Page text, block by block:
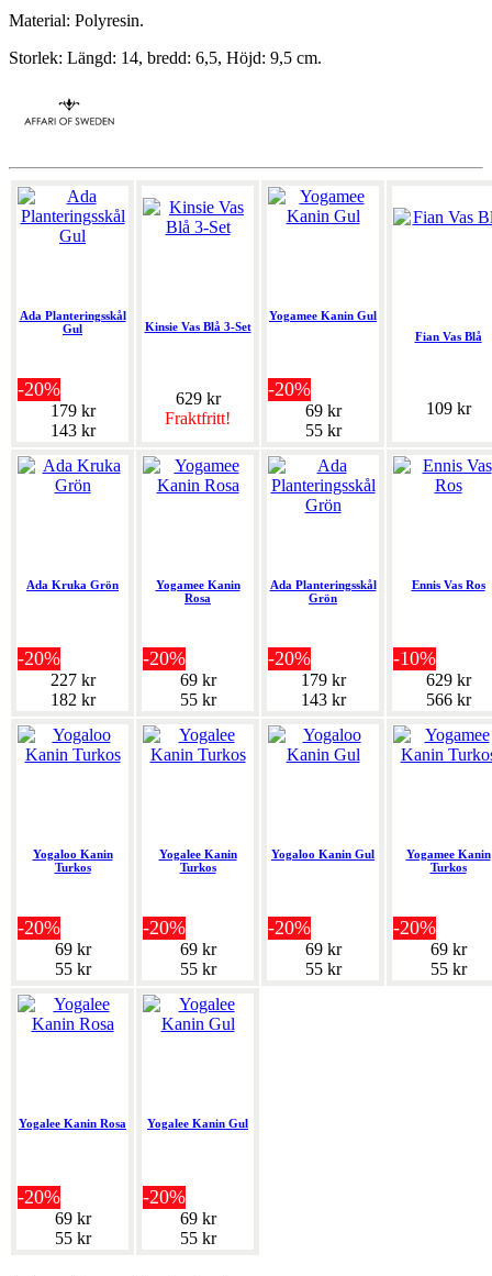
Material: Polyresin.
Storlek: Längd: 14, bredd: 6,5, Höjd: 9,5 cm.
Ada Planteringsskål
Gul
-20%
179 kr
143 kr
Kinsie Vas Blå 3-Set
629 kr
Fraktfritt!
Yogamee Kanin Gul
-20%
69 kr
55 kr
Fian Vas Blå
109 kr
Ada Kruka Grön
-20%
227 kr
182 kr
Yogamee Kanin
Rosa
-20%
69 kr
55 kr
Ada Planteringsskål
Grön
-20%
179 kr
143 kr
Ennis Vas Ros
-10%
629 kr
566 kr
Yogaloo Kanin
Turkos
-20%
69 kr
55 kr
Yogalee Kanin
Turkos
-20%
69 kr
55 kr
Yogaloo Kanin Gul
-20%
69 kr
55 kr
Yogamee Kanin
Turkos
-20%
69 kr
55 kr
Yogalee Kanin Rosa
-20%
69 kr
55 kr
Yogalee Kanin Gul
-20%
69 kr
55 kr